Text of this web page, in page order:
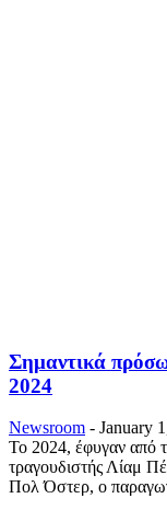
Σημαντικά
2024
Newsroom - January
Το 2024, έφυγαν από
τραγουδιστής Λίαμ
Πολ Όστερ, ο